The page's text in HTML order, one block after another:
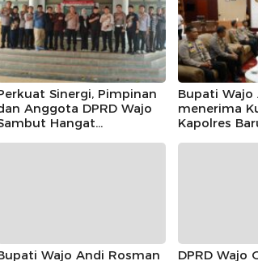
Sinergi, Pimpinan
Anggota DPRD Wajo
Hangat
Bupati Wajo
menerima
Kapolres
Wajo Andi Rosman DPRD Wajo